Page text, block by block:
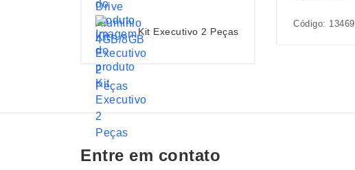
Kit Executivo 2 Peças
Código: 13469
Entre em contato